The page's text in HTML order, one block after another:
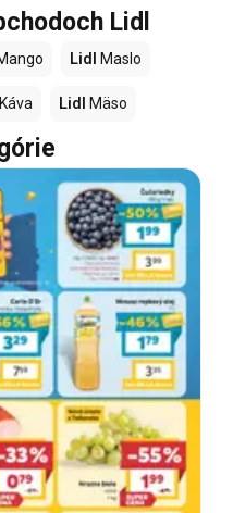
Lidl
Lidl Maslo
Káva Lidl Mäso